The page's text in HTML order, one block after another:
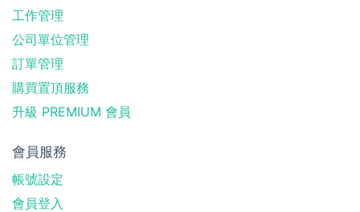
工作管理
公司單位管理
訂單管理
購買置頂服務
升級 PREMIUM 會員
會員服務
帳號設定
會員登入